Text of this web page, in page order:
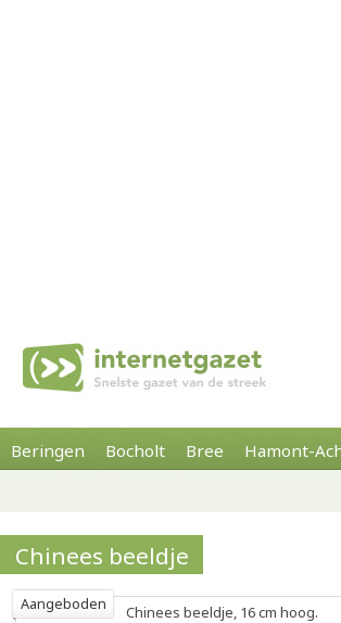
Beringen Bocholt Bree Hamont-
Chinees beeldje
Aangeboden Chinees beeldje, 16 cm hoog.